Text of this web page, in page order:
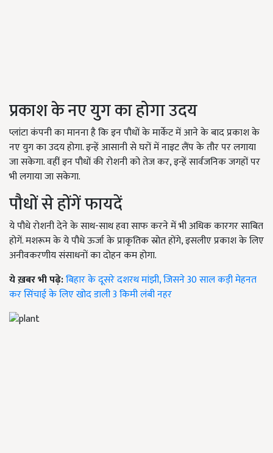
प्रकाश के नए युग का होगा उदय
प्लांटा कंपनी का मानना है कि इन पौधों के मार्केट में आने के बाद प्रकाश के
नए युग का उदय होगा. इन्हें आसानी से घरों में नाइट लैंप के तौर पर लगाया
जा सकेगा. वहीं इन पौधों की रोशनी को तेज कर, इन्हें सार्वजनिक जगहों पर
भी लगाया जा सकेगा.
पौधों से होंगें फायदें
ये पौधे रोशनी देने के साथ-साथ हवा साफ करने में भी अधिक कारगर साबित
होगें. मशरूम के ये पौधे ऊर्जा के प्राकृतिक स्रोत होंगे, इसलीए प्रकाश के लिए
अनीवकरणीय संसाधनों का दोहन कम होगा.
ये ख़बर भी पढ़े:बिहार के दूसरे दशरथ मांझी, जिसने 30 साल कड़ी मेहनत
कर सिंचाई के लिए खोद डाली 3 किमी लंबी नहर